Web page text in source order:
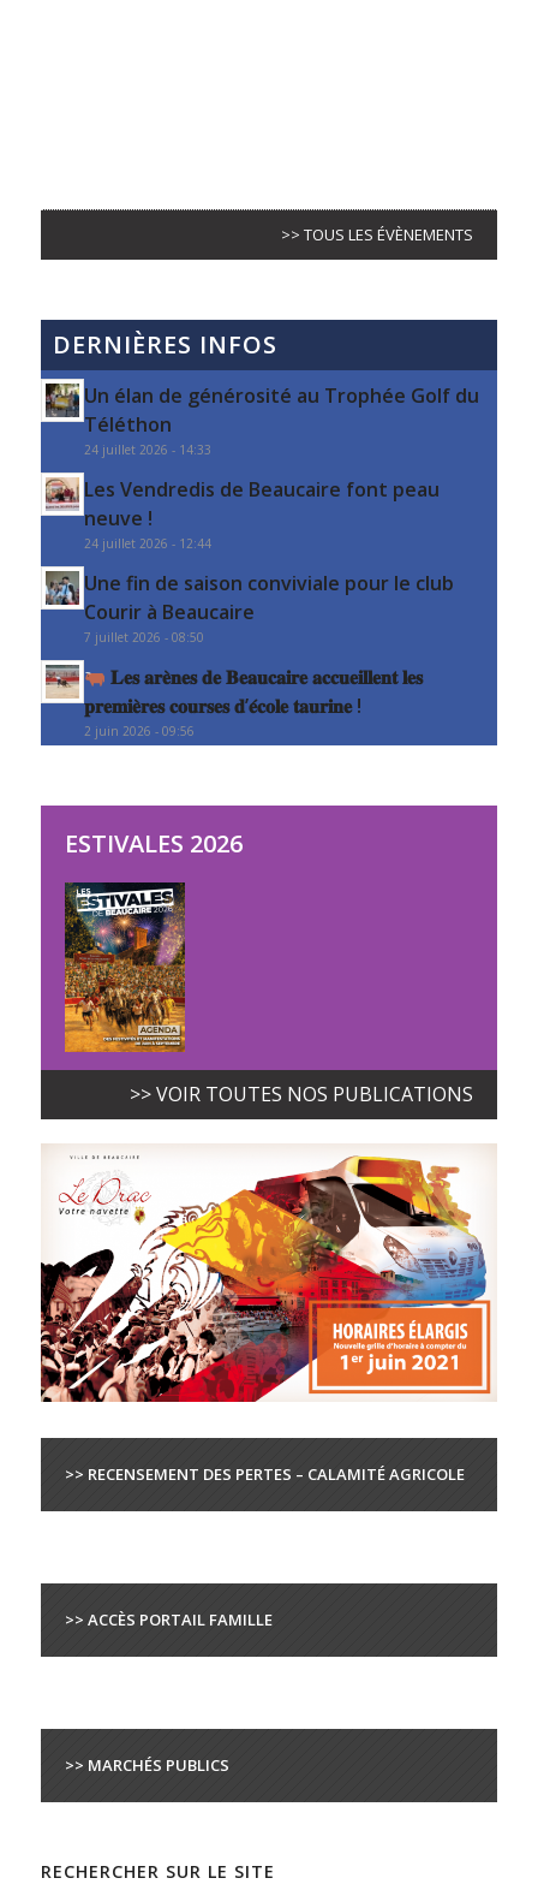
>> TOUS LES ÉVÈNEMENTS
DERNIÈRES INFOS
Un élan de générosité au Trophée Golf du
Téléthon
24 juillet 2026 - 14:33
Les Vendredis de Beaucaire font peau
neuve !
24 juillet 2026 - 12:44
Une fin de saison conviviale pour le club
Courir à Beaucaire
7 juillet 2026 - 08:50
𝐋𝐞𝐬 𝐚𝐫𝐞̀𝐧𝐞𝐬 𝐝𝐞 𝐁𝐞𝐚𝐮𝐜𝐚𝐢𝐫𝐞 𝐚𝐜𝐜𝐮𝐞𝐢𝐥𝐥𝐞𝐧𝐭 𝐥𝐞𝐬
𝐩𝐫𝐞𝐦𝐢𝐞̀𝐫𝐞𝐬 𝐜𝐨𝐮𝐫𝐬𝐞𝐬 𝐝’𝐞́𝐜𝐨𝐥𝐞 𝐭𝐚𝐮𝐫𝐢𝐧𝐞 !
2 juin 2026 - 09:56
ESTIVALES 2026
>> VOIR TOUTES NOS PUBLICATIONS
>> RECENSEMENT DES PERTES – CALAMITÉ AGRICOLE
>> ACCÈS PORTAIL FAMILLE
>> MARCHÉS PUBLICS
RECHERCHER SUR LE SITE